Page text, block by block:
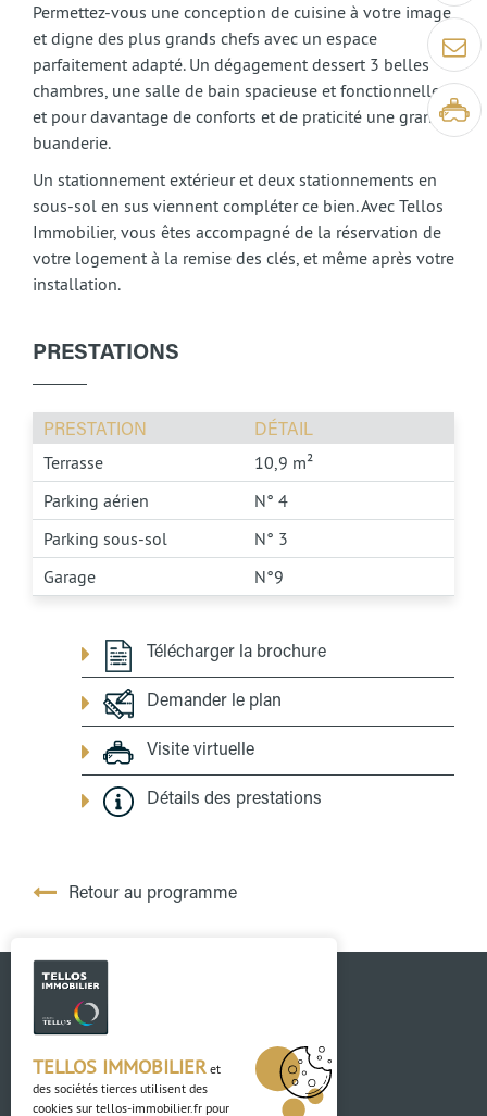
Contact
Visite
Permettez-vous une conception de cuisine à votre image
et digne des plus grands chefs avec un espace
parfaitement adapté. Un dégagement dessert 3 belles
chambres, une salle de bain spacieuse et fonctionnelle
et pour davantage de conforts et de praticité une grande
buanderie.
Un stationnement extérieur et deux stationnements en
sous-sol en sus viennent compléter ce bien. Avec Tellos
Immobilier, vous êtes accompagné de la réservation de
votre logement à la remise des clés, et même après votre
installation.
PRESTATIONS
PRESTATION DÉTAIL
Terrasse
10,9 m²
Parking aérien
N° 4
Parking sous-sol
N° 3
Garage
N°9
Télécharger la brochure
Demander le plan
Visite virtuelle
Détails des prestations
Retour au programme
TELLOS IMMOBILIER et
des sociétés tierces utilisent des
cookies sur tellos-immobilier.fr pour